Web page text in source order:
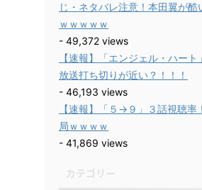
じ・ネタバレ注意！本田翼が酷
ｗｗｗｗｗ
- 49,372 views
【速報】「エンジェル・ハート
放送打ち切りが近い？！！！
- 46,193 views
【速報】「５→９」３話視聴率
局ｗｗｗｗ
- 41,869 views